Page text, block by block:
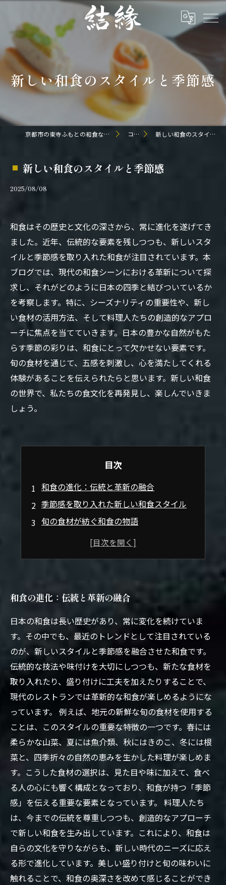
新しい和食のスタイルと季節感
京都市の東寺ふもとの和食なら日本料理 結縁 コラム 新しい和食のスタイルと季節感
新しい和食のスタイルと季節感
2025/08/08
和食はその歴史と文化の深さから、常に進化を遂げてき
ました。近年、伝統的な要素を残しつつも、新しいスタ
イルと季節感を取り入れた和食が注目されています。本
ブログでは、現代の和食シーンにおける革新について探
求し、それがどのように日本の四季と結びついているか
を考察します。特に、シーズナリティの重要性や、新し
い食材の活用方法、そして料理人たちの創造的なアプロ
ーチに焦点を当てていきます。日本の豊かな自然がもた
らす季節の彩りは、和食にとって欠かせない要素です。
旬の食材を通じて、五感を刺激し、心を満たしてくれる
体験があることを伝えられたらと思います。新しい和食
の世界で、私たちの食文化を再発見し、楽しんでいきま
しょう。
目次
和食の進化：伝統と革新の融合
季節感を取り入れた新しい和食スタイル
旬の食材が紡ぐ和食の物語
創造的な料理人たちが描く未来の和食
和食の進化：伝統と革新の融合
日本の和食は長い歴史があり、常に変化を続けていま
す。その中でも、最近のトレンドとして注目されている
のが、新しいスタイルと季節感を融合させた和食です。
伝統的な技法や味付けを大切にしつつも、新たな食材を
取り入れたり、盛り付けに工夫を加えたりすることで、
現代のレストランでは革新的な和食が楽しめるようにな
っています。 例えば、地元の新鮮な旬の食材を使用する
ことは、このスタイルの重要な特徴の一つです。春には
柔らかな山菜、夏には魚介類、秋にはきのこ、冬には根
菜と、四季折々の自然の恵みを生かした料理が楽しめま
す。こうした食材の選択は、見た目や味に加えて、食べ
る人の心にも響く構成となっており、和食が持つ「季節
感」を伝える重要な要素となっています。 料理人たち
は、今までの伝統を尊重しつつも、創造的なアプローチ
で新しい和食を生み出しています。これにより、和食は
自らの文化を守りながらも、新しい時代のニーズに応え
る形で進化しています。美しい盛り付けと旬の味わいに
触れることで、和食の奥深さを改めて感じることができ